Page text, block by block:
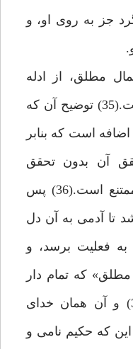
جز به روى او، و
مطلق، از ادله
محكم اثبات كمال مطلق است.(35) توضيح آن كه
است كه بنابر
آن بدون تحقق
متعلّق و طرف اضافه آن، ممتنع است.(36) پس
تا آدمى به آن دل
فعليت برسد، و
كه تمام دار
تحقق، جلوه‏اى از اوست(37) و آن همان خداى
كه حكيم نامى و